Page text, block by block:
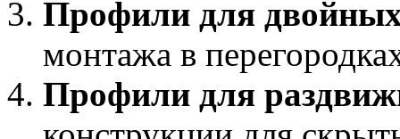
Профили для
монтажа в
Профили для